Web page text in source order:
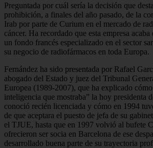
Preguntada por cuál sería la decisión que
prohibición, a finales del año pasado, de la
Irab por parte de Curium en el mercado de
cáncer. Ha recordado que esta empresa
un fondo francés especializado en el sector
su negocio de radiofármacos en toda Europa.
Fernández ha sido presentada por Rafael
abogado del Estado y juez del Tribunal
Europea (1989-2007), que ha explicado
inteligencia que mostraba” la hoy presidenta
conoció recién licenciada y cómo en 1994
de que aceptara el puesto de jefa de su
el TJUE, hasta que en 1997 volvió al bufete
ofrecieron ser socia en Barcelona de ese
desarrollado buena parte de su trayectoria